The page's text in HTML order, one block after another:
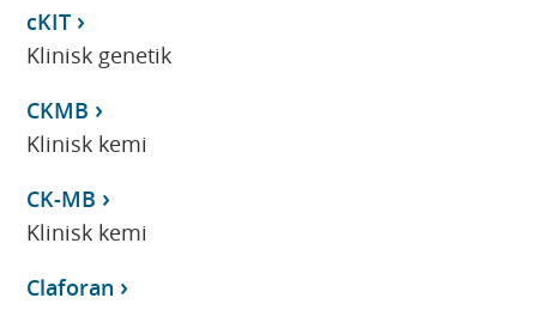
cKIT
Klinisk genetik
CKMB
Klinisk kemi
CK-MB
Klinisk kemi
Claforan